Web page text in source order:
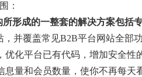
：
形成的一整套的解决方案包括
并覆盖常见B2B平台网站全部
化平台已有代码，增加安全
息量和会员数量，使你不再每